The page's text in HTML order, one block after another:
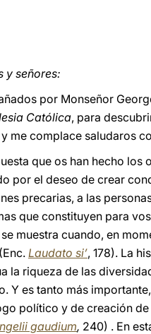
y señores:
por Monseñor
Católica, para
me complace saludaros
que os han hecho
por el deseo de crear
precarias, a las
que constituyen para
muestra cuando, en
Laudato si’, 178). La
la riqueza de las
Y es tanto más
político y de creación
gaudium, 240) . En